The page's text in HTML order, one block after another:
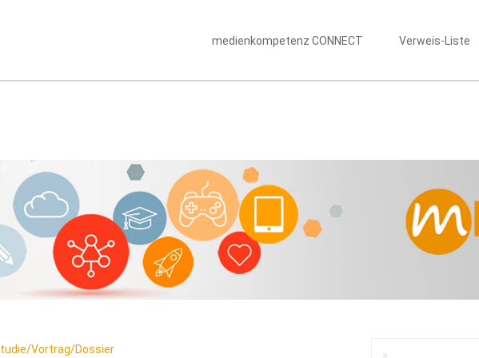
medienkompetenz CONNECT Verweis-Liste
Vortrag/Dossier